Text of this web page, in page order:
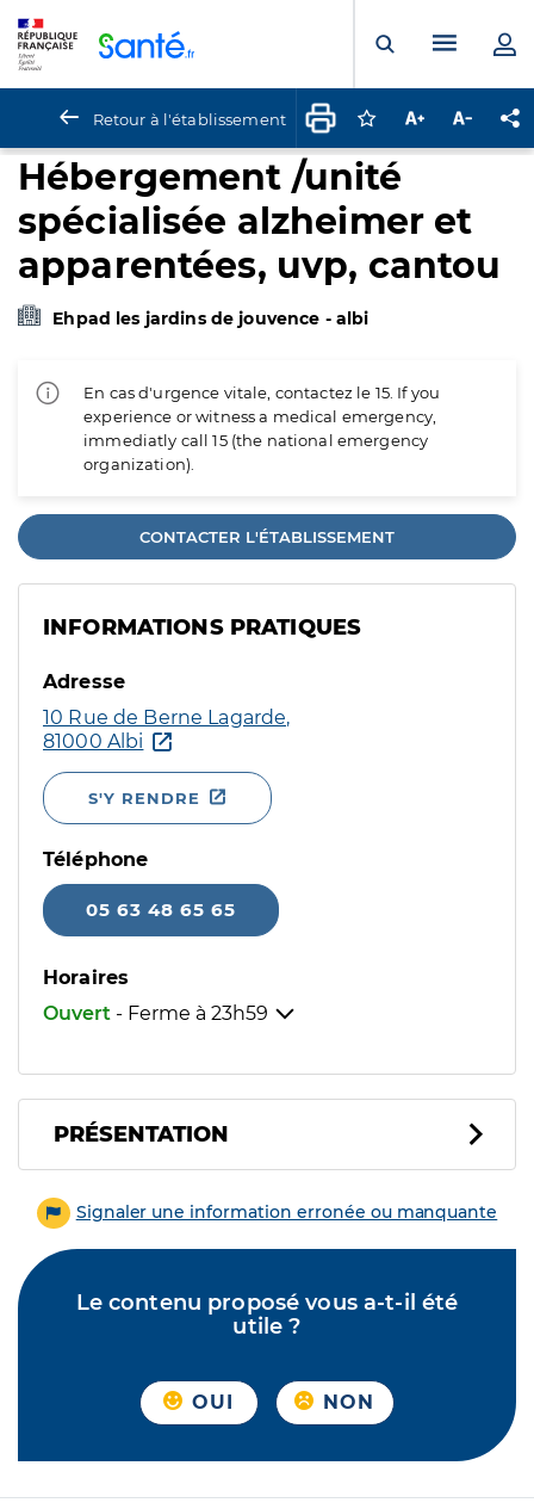
Ouvrir laMenu
Retour à l'établissement Connectez-vous
Augmenter la
Hébergement /unité
spécialisée alzheimer et
apparentées, uvp, cantou
Ehpad les jardins de jouvence - albi
En cas d'urgence vitale, contactez le 15. If you
experience or witness a medical emergency,
immediatly call 15 (the national emergency
organization).
CONTACTER L'ÉTABLISSEMENT
INFORMATIONS PRATIQUES
Adresse
10 Rue de Berne Lagarde,
81000 Albi
S'Y RENDRE
Téléphone
05 63 48 65 65
Horaires
Ouvert - Ferme à 23h59
PRÉSENTATION
Signaler une information erronée ou manquante
Le contenu proposé vous a-t-il été
utile ?
OUI NON